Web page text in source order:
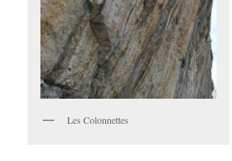
Les Colonnettes